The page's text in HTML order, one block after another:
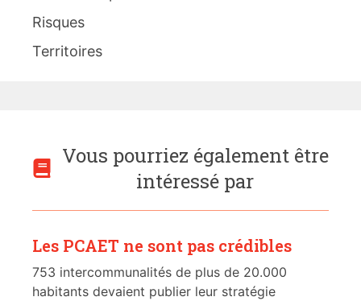
Risques
Territoires
Vous pourriez également être
intéressé par
Les PCAET ne sont pas crédibles
753 intercommunalités de plus de 20.000
habitants devaient publier leur stratégie